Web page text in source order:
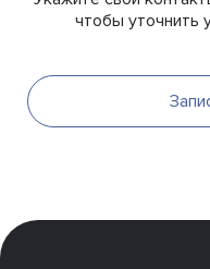
чтобы уточнить
Квартиры